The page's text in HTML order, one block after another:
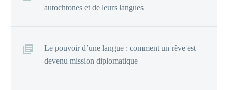
autochtones et de leurs langues
Le pouvoir d’une langue : comment un rêve est
devenu mission diplomatique